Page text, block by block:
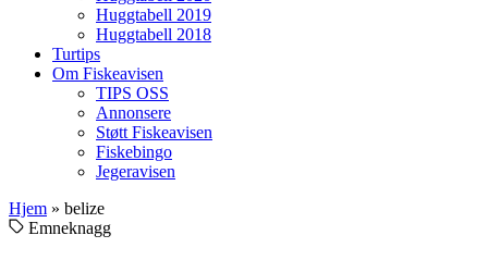
Huggtabell 2019
Huggtabell 2018
Turtips
Om Fiskeavisen
TIPS OSS
Annonsere
Støtt Fiskeavisen
Fiskebingo
Jegeravisen
Hjem » belize
Emneknagg